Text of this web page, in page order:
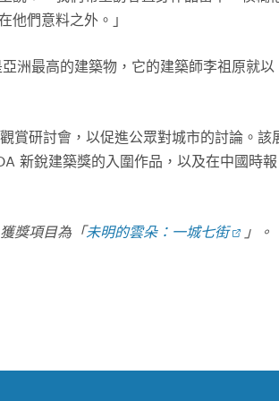
他們意料之外。」
亞洲最高的建築物，它的建築師李祖原就以
賞研討會，以促進公眾對城市的討論。該
新銳建築獎的入圍作品，以及在中國時報
獎項目為「未明的雲朵：一城七街 」。